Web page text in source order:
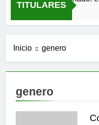
TITULARES
Inicio genero
genero